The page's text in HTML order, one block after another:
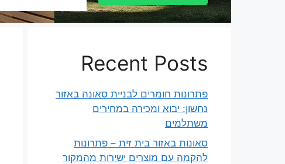
Recent Posts
פתרונות חומרים לבניית סאונה באזור
נחשון: יבוא ומכירה במחירים
משתלמים
סאונות באזור בית זית – פתרונות
להקמה עם מוצרים ישירות מהמקור